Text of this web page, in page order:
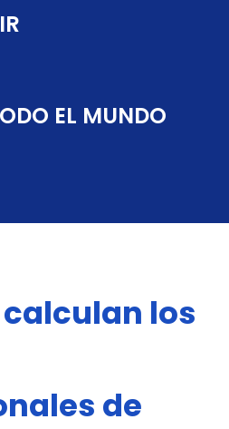
EL MUNDO
los
de